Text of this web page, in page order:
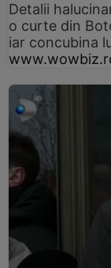
Detalii
o curte din
iar concubina